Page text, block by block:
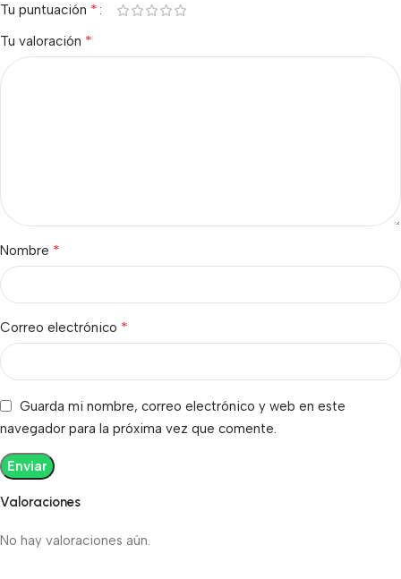
Valoraciones
No hay valoraciones aún.
Tu puntuación *
Tu valoración *
Nombre *
Correo electrónico *
Guarda mi nombre, correo electrónico y web en este
navegador para la próxima vez que comente.